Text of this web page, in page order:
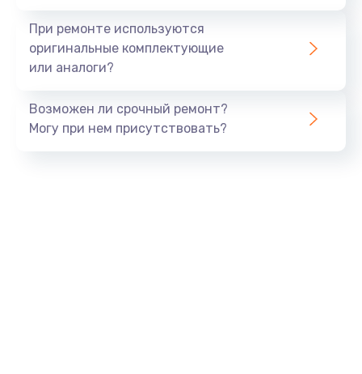
При ремонте используются
оригинальные комплектующие
или аналоги?
Возможен ли срочный ремонт?
Могу при нем присутствовать?